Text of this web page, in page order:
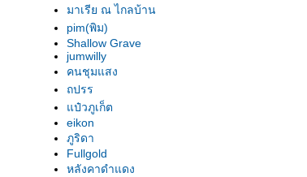
มาเรีย ณ ไกลบ้าน
pim(พิม)
Shallow Grave
jumwilly
คนชุมแสง
ถปรร
ป๋วภูเก็ต
eikon
ภูริดา
Fullgold
หลังคาดำแดง